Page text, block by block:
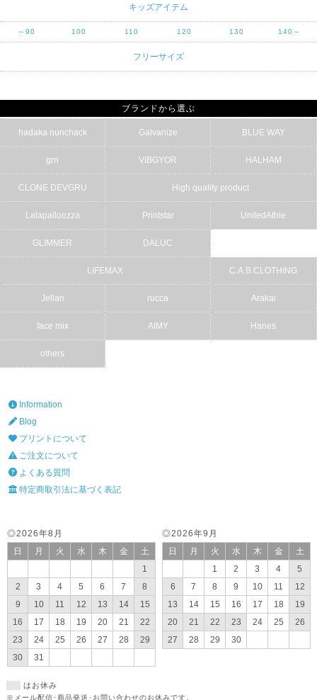
キッズアイテム
～90 100 110 120 130 140～
フリーサイズ
ブランドから選ぶ
hadaka nunchack Galvanize BLUE WAY
grn VIBGYOR HALHAM
CLONE DEVGRU High quality product
Lalapalloozza Printstar UnitedAthle
GLIMMER DALUC
LIFEMAX C.A.B.CLOTHING
Jellan rucca Arakai
face mix AIMY Hanes
others
Information
Blog
プリントについて
ご注文について
よくある質問
特定商取引法に基づく表記
◎2026年9月
日
月 火 水 木 金
土
1
2 3 4
5
6
7 8 9 10 11
12
13
14 15 16 17 18
19
20
21 22 23 24 25
26
27
28 29 30
◎2026年8月
日
月 火 水 木 金
土
1
2
3 4 5 6 7
8
9
10 11 12 13 14
15
16
17 18 19 20 21
22
23
24 25 26 27 28
29
30
31
はお休み
※メール配信･商品発送･お問い合わせのお休みです。